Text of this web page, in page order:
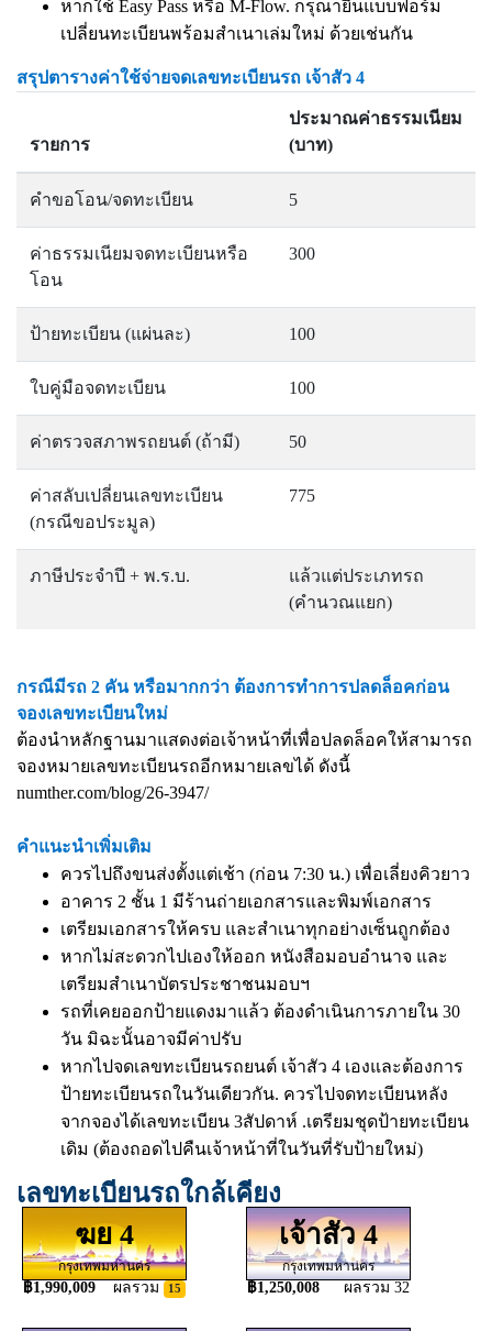
หากใช้ Easy Pass หรือ M-Flow. กรุณายื่นแบบฟอร์ม
เปลี่ยนทะเบียนพร้อมสำเนาเล่มใหม่ ด้วยเช่นกัน
สรุปตารางค่าใช้จ่ายจดเลขทะเบียนรถ เจ้าสัว 4
รายการ
ประมาณค่าธรรมเนียม
(บาท)
คำขอโอน/จดทะเบียน 5
ค่าธรรมเนียมจดทะเบียนหรือ
โอน
300
ป้ายทะเบียน (แผ่นละ) 100
ใบคู่มือจดทะเบียน 100
ค่าตรวจสภาพรถยนต์ (ถ้ามี) 50
ค่าสลับเปลี่ยนเลขทะเบียน
(กรณีขอประมูล)
775
ภาษีประจำปี + พ.ร.บ.
แล้วแต่ประเภทรถ
(คำนวณแยก)
กรณีมีรถ 2 คัน หรือมากกว่า ต้องการทำการปลดล็อคก่อน
จองเลขทะเบียนใหม่
ต้องนำหลักฐานมาแสดงต่อเจ้าหน้าที่เพื่อปลดล็อคให้สามารถ
จองหมายเลขทะเบียนรถอีกหมายเลขได้ ดังนี้
numther.com/blog/26-3947/
คำแนะนำเพิ่มเติม
ควรไปถึงขนส่งตั้งแต่เช้า (ก่อน 7:30 น.) เพื่อเลี่ยงคิวยาว
อาคาร 2 ชั้น 1 มีร้านถ่ายเอกสารและพิมพ์เอกสาร
เตรียมเอกสารให้ครบ และสำเนาทุกอย่างเซ็นถูกต้อง
หากไม่สะดวกไปเองให้ออก หนังสือมอบอำนาจ และ
เตรียมสำเนาบัตรประชาชนมอบฯ
รถที่เคยออกป้ายแดงมาแล้ว ต้องดำเนินการภายใน 30
วัน มิฉะนั้นอาจมีค่าปรับ
หากไปจดเลขทะเบียนรถยนต์ เจ้าสัว 4 เองและต้องการ
ป้ายทะเบียนรถในวันเดียวกัน. ควรไปจดทะเบียนหลัง
จากจองได้เลขทะเบียน 3สัปดาห์ .เตรียมชุดป้ายทะเบียน
เดิม (ต้องถอดไปคืนเจ้าหน้าที่ในวันที่รับป้ายใหม่)
เลขทะเบียนรถใกล้เคียง
ฆย 4
กรุงเทพมหานคร
฿1,990,009 ผลรวม 15
เจ้าสัว 4
กรุงเทพมหานคร
฿1,250,008 ผลรวม 32